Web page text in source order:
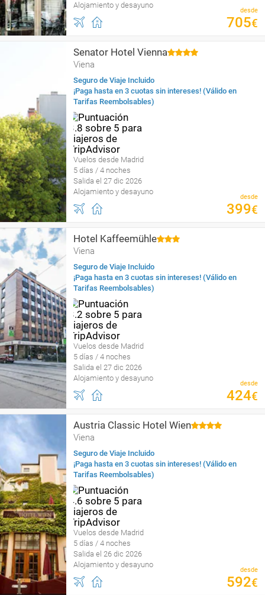
Alojamiento y desayuno
desde
705€
Senator Hotel Vienna
Viena
Seguro de Viaje Incluido
¡Paga hasta en 3 cuotas sin intereses! (Válido en
Tarifas Reembolsables)
Vuelos desde Madrid
5 días / 4 noches
Salida el 27 dic 2026
Alojamiento y desayuno
desde
399€
Hotel Kaffeemühle
Viena
Seguro de Viaje Incluido
¡Paga hasta en 3 cuotas sin intereses! (Válido en
Tarifas Reembolsables)
Vuelos desde Madrid
5 días / 4 noches
Salida el 27 dic 2026
Alojamiento y desayuno
desde
424€
Austria Classic Hotel Wien
Viena
Seguro de Viaje Incluido
¡Paga hasta en 3 cuotas sin intereses! (Válido en
Tarifas Reembolsables)
Vuelos desde Madrid
5 días / 4 noches
Salida el 26 dic 2026
Alojamiento y desayuno
desde
592€